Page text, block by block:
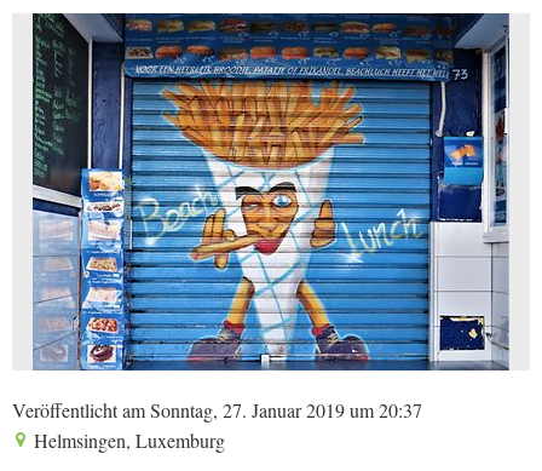
Veröffentlicht am Sonntag, 27. Januar 2019 um 20:37
Helmsingen, Luxemburg